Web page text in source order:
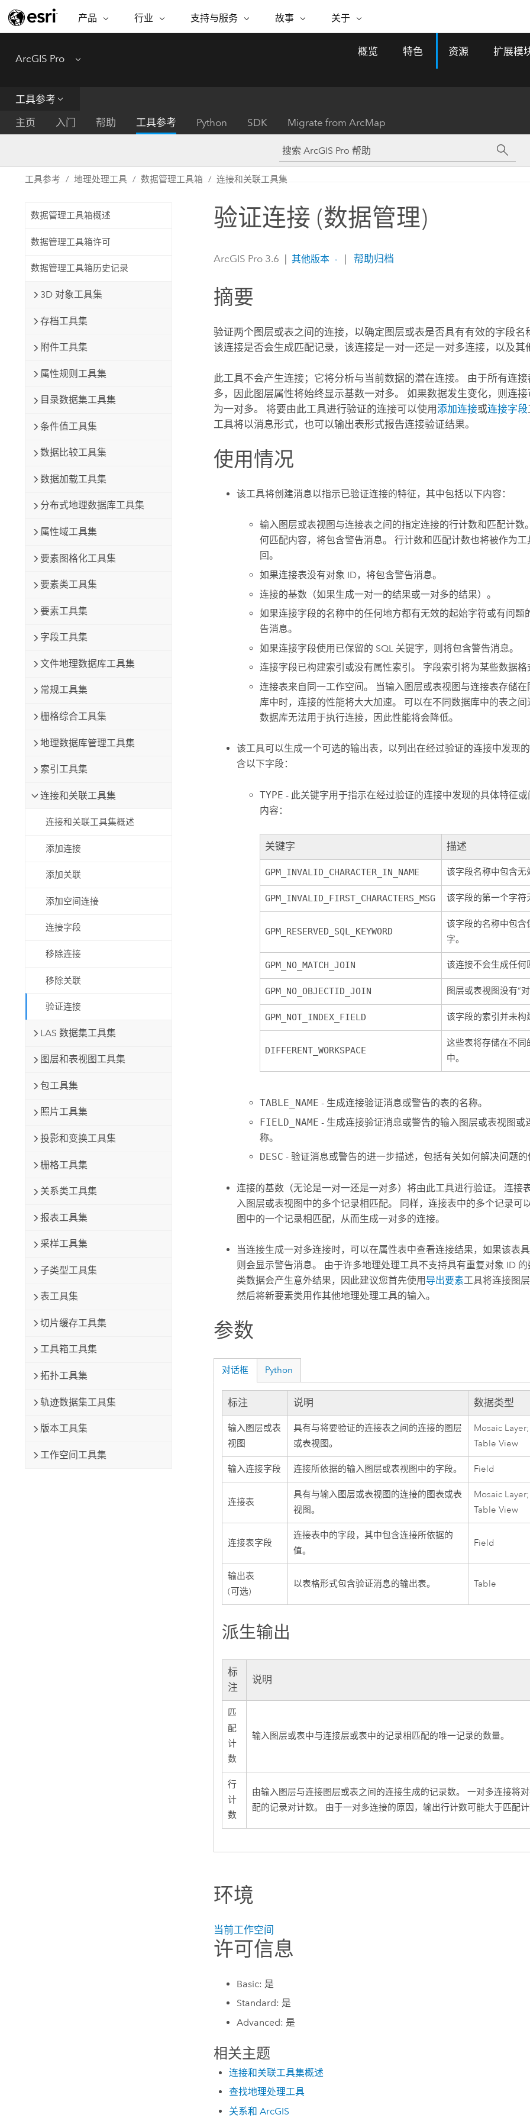
产品
ARCGIS
完整的 SaaS 制图平台
ArcGIS Enterprise
开发者技术
构建制图和空间分析应用程序
功能
将位置引入分析
集成、编辑和共享空间数据
Esri 产品、合作伙伴产品和开发
行业
行业
保护
能源公用事业
州和地方政府
电信
交通运输
专题倡议
基础设施管理
使用 GIS 创建现代化、有弹性且可持续发展
者了解基础设施工程与周围环境的关系。
探索基础设施管理
支持与服务
支持与服务 自助服务
文档
My Esri
故事
ESRI 故事
现实世界的全球 GIS 创新
客
商业和技术领导者之声
行业新闻和 ArcGIS 更新
所有故事
关于
关于 ESRI
合作伙伴
招贤纳士
联系我们
ArcGIS Pro Menu
概览 特色 资源 扩展模
工具参考
主页
入门 帮助 工具参考 Python SDK Migrate from ArcMap
工具参考 地理处理工具 数据管理工具箱 连接和关联工具集
数据管理工具箱概述
数据管理工具箱许可
数据管理工具箱历史记录
3D 对象工具集
存档工具集
附件工具集
属性规则工具集
目录数据集工具集
条件值工具集
数据比较工具集
数据加载工具集
分布式地理数据库工具集
属性域工具集
要素图格化工具集
要素类工具集
要素工具集
字段工具集
文件地理数据库工具集
常规工具集
栅格综合工具集
地理数据库管理工具集
索引工具集
连接和关联工具集
连接和关联工具集概述
添加连接
添加关联
添加空间连接
连接字段
移除连接
移除关联
验证连接
LAS 数据集工具集
图层和表视图工具集
包工具集
照片工具集
投影和变换工具集
栅格工具集
关系类工具集
报表工具集
采样工具集
子类型工具集
表工具集
切片缓存工具集
工具箱工具集
拓扑工具集
轨迹数据集工具集
版本工具集
工作空间工具集
验证连接 (数据管理)
ArcGIS Pro 3.6 其他版本 帮助归档
摘要
验证两个图层或表之间的连接，以确定图层或表是否具有有效的字段名
该连接是否会生成匹配记录，该连接是一对一还是一对多连接，以及其
此工具不会产生连接；它将分析与当前数据的潜在连接。 由于所有连
多，因此图层属性将始终显示基数一对多。 如果数据发生变化，则连
为一对多。 将要由此工具进行验证的连接可以使用 添加连接或连接字段
工具将以消息形式，也可以输出表形式报告连接验证结果。
使用情况
该工具将创建消息以指示已验证连接的特征，其中包括以下内容：
输入图层或表视图与连接表之间的指定连接的行计数和匹配计数
何匹配内容，将包含警告消息。 行计数和匹配计数也将被作为
回。
如果连接表没有对象 ID，将包含警告消息。
连接的基数（如果生成一对一的结果或一对多的结果）。
如果连接字段的名称中的任何地方都有无效的起始字符或有问题
告消息。
如果连接字段使用已保留的 SQL 关键字，则将包含警告消息。
连接字段已构建索引或没有属性索引。 字段索引将为某些数据格
连接表来自同一工作空间。 当输入图层或表视图与连接表存储
库中时，连接的性能将大大加速。 可以在不同数据库中的表之
数据库无法用于执行连接，因此性能将会降低。
该工具可以生成一个可选的输出表，以列出在经过验证的连接中发现
含以下字段：
TYPE - 此关键字用于指示在经过验证的连接中发现的具体特征
内容：
关键字 描述
GPM_INVALID_CHARACTER_IN_NAME 该字段名称中包含无
GPM_INVALID_FIRST_CHARACTERS_MSG 该字段的第一个字符
GPM_RESERVED_SQL_KEYWORD
该字段的名称中包含
字。
GPM_NO_MATCH_JOIN 该连接不会生成任何
GPM_NO_OBJECTID_JOIN 图层或表视图没有“对
GPM_NOT_INDEX_FIELD 该字段的索引并未构
DIFFERENT_WORKSPACE
这些表将存储在不
中。
TABLE_NAME - 生成连接验证消息或警告的表的名称。
FIELD_NAME - 生成连接验证消息或警告的输入图层或表视图或
称。
DESC - 验证消息或警告的进一步描述，包括有关如何解决问题的
连接的基数（无论是一对一还是一对多）将由此工具进行验证。 连接
入图层或表视图中的多个记录相匹配。 同样，连接表中的多个记录可
图中的一个记录相匹配，从而生成一对多的连接。
当连接生成一对多连接时，可以在属性表中查看连接结果，如果该表具
则会显示警告消息。 由于许多地理处理工具不支持具有重复对象 ID
类数据会产生意外结果，因此建议您首先使用 导出要素工具将连接图
然后将新要素类用作其他地理处理工具的输入。
参数
对话框 Python
标注 说明 数据类型
输入图层或表
视图
具有与将要验证的连接表之间的连接的图层
或表视图。
Mosaic
Table View
输入连接字段 连接所依据的输入图层或表视图中的字段。 Field
连接表
具有与输入图层或表视图的连接的图表或表
视图。
Mosaic
Table View
连接表字段
连接表中的字段，其中包含连接所依据的
值。
Field
输出表
(可选)
以表格形式包含验证消息的输出表。 Table
派生输出
标
注
说明
匹
配
计
数
输入图层或表中与连接层或表中的记录相匹配的唯一记录的数量。
行
计
数
由输入图层与连接图层或表之间的连接生成的记录数。 一对多连接将
配的记录对计数。 由于一对多连接的原因，输出行计数可能大于匹配计
环境
当前工作空间
许可信息
Basic: 是
Standard: 是
Advanced: 是
相关主题
连接和关联工具集概述
查找地理处理工具
关系和 ArcGIS